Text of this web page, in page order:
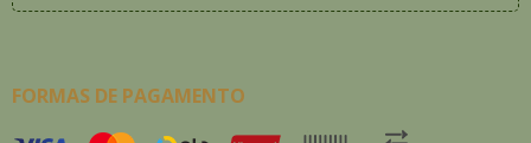
FORMAS DE PAGAMENTO